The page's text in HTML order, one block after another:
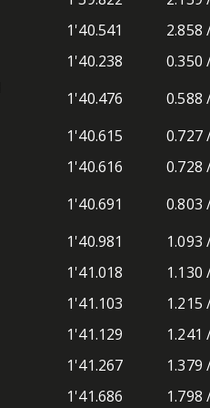
1'40.541
2.858
1'40.238
0.350
1'40.476
0.588
1'40.615
0.727
1'40.616
0.728
1'40.691
0.803
1'40.981
1.093
1'41.018
1.130
1'41.103
1.215
1'41.129
1.241
1'41.267
1.379
1'41.686 1.798